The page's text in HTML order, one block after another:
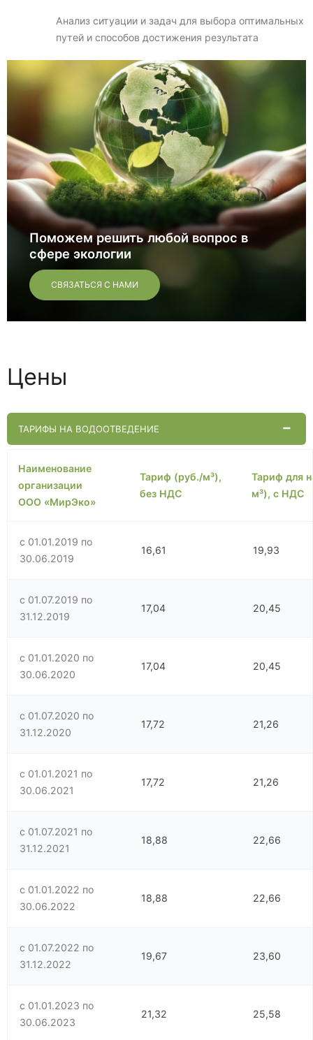
Поможем решить любой вопрос в
сфере экологии
СВЯЗАТЬСЯ С НАМИ
Анализ ситуации и задач для выбора оптимальных
путей и способов достижения результата
Цены
ТАРИФЫ НА ВОДООТВЕДЕНИЕ
Наименование
организации
ООО «МирЭко»
Тариф (руб./м³),
без НДС
Тариф для
м³), с НДС
с 01.01.2019 по
30.06.2019
16,61 19,93
с 01.07.2019 по
31.12.2019
17,04 20,45
с 01.01.2020 по
30.06.2020
17,04 20,45
с 01.07.2020 по
31.12.2020
17,72 21,26
с 01.01.2021 по
30.06.2021
17,72 21,26
с 01.07.2021 по
31.12.2021
18,88 22,66
с 01.01.2022 по
30.06.2022
18,88 22,66
с 01.07.2022 по
31.12.2022
19,67 23,60
с 01.01.2023 по
30.06.2023
21,32 25,58